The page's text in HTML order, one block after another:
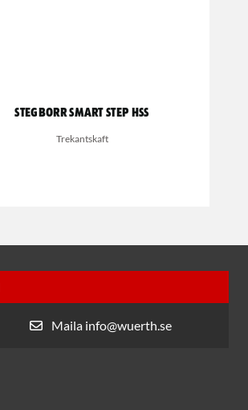
Stegborr Smart Step HSS
Trekantskaft
Maila info@wuerth.se